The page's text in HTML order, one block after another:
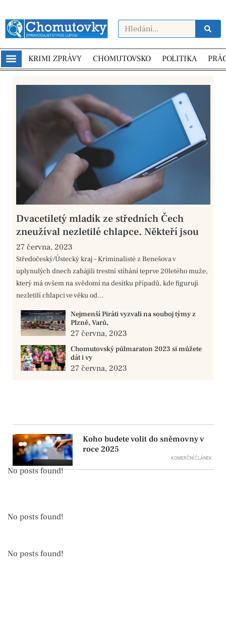
KRIMI ZPRÁVY CHOMUTOVSKO POLITIKA
Dvacetiletý mladík ze středních Čech
zneužíval nezletilé chlapce. Někteří jsou
27 června, 2023
Středočeský/Ústecký kraj – Kriminalisté z Benešova v
uplynulých dnech zahájili trestní stíhání teprve 20letého muže,
který má ovšem na svědomí na desítku případů, kde figurují
nezletilí chlapci ve věku od...
Nejmenší Piráti vyzvali na souboj týmy z
Plzně, Varů,
27 června, 2023
Chomutovský půlmaraton 2023 si můžete
dát i vy
27 června, 2023
Koho budete volit do sněmovny v
roce 2025
KOMERČNÍ ČLÁNEK
No posts found!
No posts found!
No posts found!